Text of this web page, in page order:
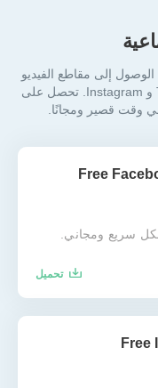
إلى مقاطع الفيديو
والصور المرغوبة على Facebook و Twitter و Instagram. تحصل على
وقت قصير ومجانًا.
Free
سريع ومجاني.
تحميل
Free